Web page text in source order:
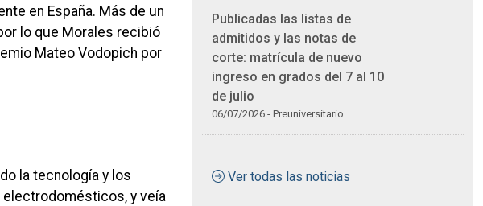
en España. Más de un
lo que Morales recibió
Mateo Vodopich por
la tecnología y los
electrodomésticos, y veía
Publicadas las listas de
admitidos y las notas de
corte: matrícula de nuevo
ingreso en grados del 7 al 10
de julio
06/07/2026 - Preuniversitario
Ver todas las noticias